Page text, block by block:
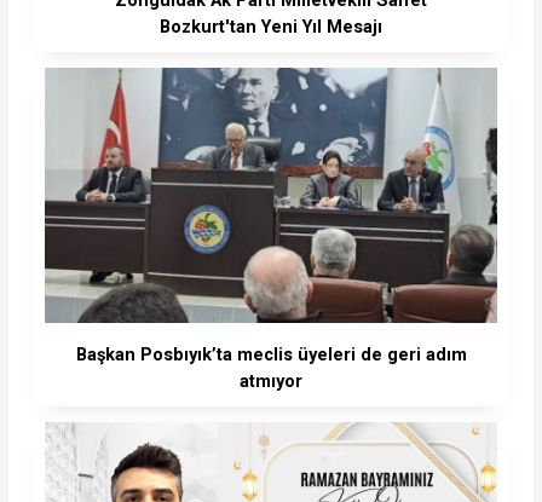
Bozkurt'tan Yeni Yıl Mesajı
Başkan Posbıyık’ta meclis üyeleri de geri adım
atmıyor